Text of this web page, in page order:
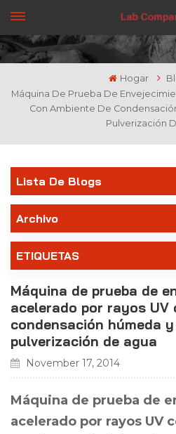
CONSIGUE UNA
Hogar
Máquina De Prueba De
Con Ambiente De
Pulverización
Lista De Blogs
Archivo
ETIQUETAS
Máquina de prueba de
acelerado por rayos UV
condensación húmeda
pulverización de agua
November 17, 2014
Máquina de prueba de
acelerado por rayos UV